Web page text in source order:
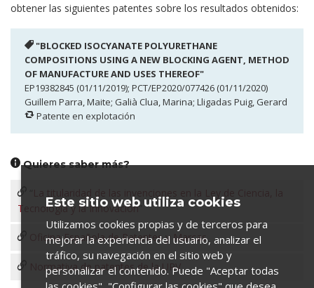
obtener las siguientes patentes sobre los resultados obtenidos:
"BLOCKED ISOCYANATE POLYURETHANE
COMPOSITIONS USING A NEW BLOCKING AGENT, METHOD
OF MANUFACTURE AND USES THEREOF"
EP19382845 (01/11/2019); PCT/EP2020/077426 (01/11/2020)
Guillem Parra, Maite; Galià Clua, Marina; Lligadas Puig, Gerard
Patente en explotación
Quieres saber más?
Tecnología y la Innovación”
Oficina Española de Patentes y Marcas
Normativa de patentes de la URV
Este sitio web utiliza cookies
Utilizamos cookies propias y de terceros para
mejorar la experiencia del usuario, analizar el
tráfico, su navegación en el sitio web y
personalizar el contenido. Puede "Aceptar todas